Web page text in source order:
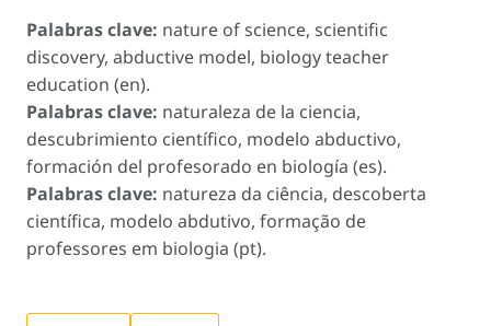
Palabras clave: nature of science, scientific
discovery, abductive model, biology teacher
education (en).
Palabras clave: naturaleza de la ciencia,
descubrimiento científico, modelo abductivo,
formación del profesorado en biología (es).
Palabras clave: natureza da ciência, descoberta
científica, modelo abdutivo, formação de
professores em biologia (pt).